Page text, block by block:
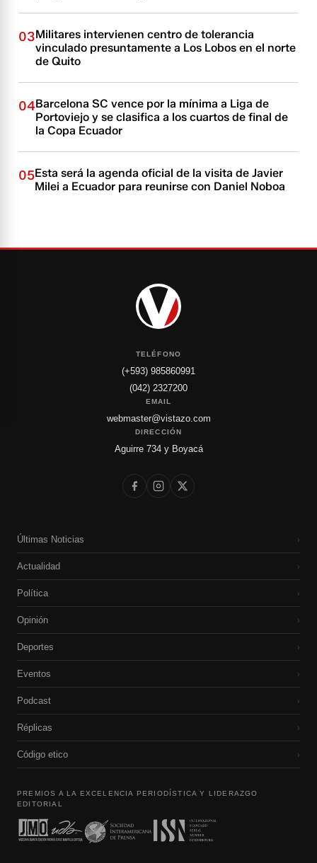
03Militares intervienen centro de tolerancia
vinculado presuntamente a Los Lobos en el norte
de Quito
04Barcelona SC vence por la mínima a Liga de
Portoviejo y se clasifica a los cuartos de final de
la Copa Ecuador
05Esta será la agenda oficial de la visita de Javier
Milei a Ecuador para reunirse con Daniel Noboa
TELÉFONO
(+593) 985860991
(042) 2327200
EMAIL
webmaster@vistazo.com
DIRECCIÓN
Aguirre 734 y Boyacá
Últimas Noticias ›
Actualidad ›
Política ›
Opinión ›
Deportes ›
Eventos ›
Podcast ›
Réplicas ›
Código etico ›
PREMIOS A LA EXCELENCIA PERIODÍSTICA Y LIDERAZGO
EDITORIAL